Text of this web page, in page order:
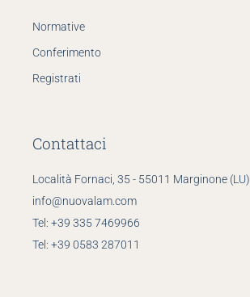
Normative
Conferimento
Registrati
Contattaci
Località Fornaci, 35 - 55011 Marginone (LU)
info@nuovalam.com
Tel:+39 335 7469966
Tel:+39 0583 287011